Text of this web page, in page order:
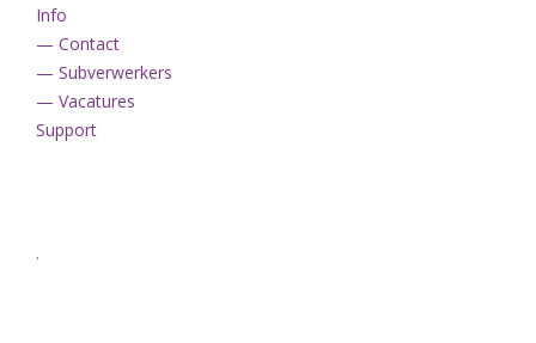
Info
— Contact
— Subverwerkers
— Vacatures
Support
.